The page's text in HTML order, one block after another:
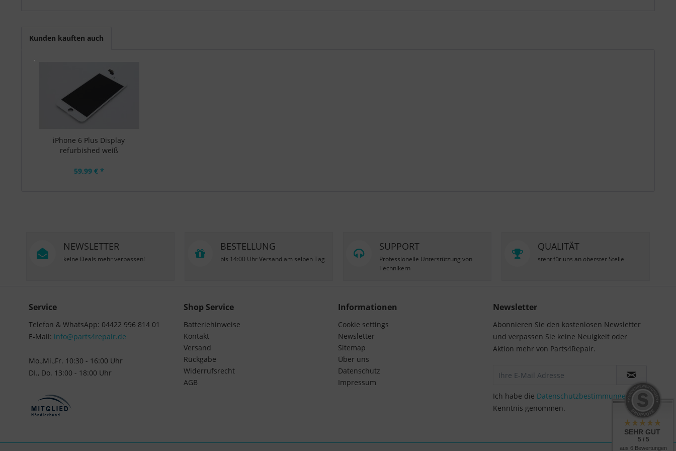
Kunden kauften auch
iPhone 6 Plus Display
refurbished weiß
59,99 € *
NEWSLETTER
keine Deals mehr verpassen!
BESTELLUNG
bis 14:00 Uhr Versand am selben Tag
SUPPORT
Professionelle Unterstützung von
Technikern
QUALITÄT
steht für uns an oberster Stelle
Service
Telefon & WhatsApp: 04422 996 814 01
E-Mail: info@parts4repair.de
Mo.,Mi.,Fr. 10:30 - 16:00 Uhr
DI., Do. 13:00 - 18:00 Uhr
Shop Service
Batteriehinweise
Kontakt
Versand
Rückgabe
Widerrufsrecht
AGB
Informationen
Cookie settings
Newsletter
Sitemap
Über uns
Datenschutz
Impressum
Newsletter
Abonnieren Sie den kostenlosen Newsletter
und verpassen Sie keine Neuigkeit oder
Aktion mehr von Parts4Repair.
Ich habe die Datenschutzbestimmungen zur
Kenntnis genommen.
SEHR GUT
5 / 5
aus 6 Bewertungen